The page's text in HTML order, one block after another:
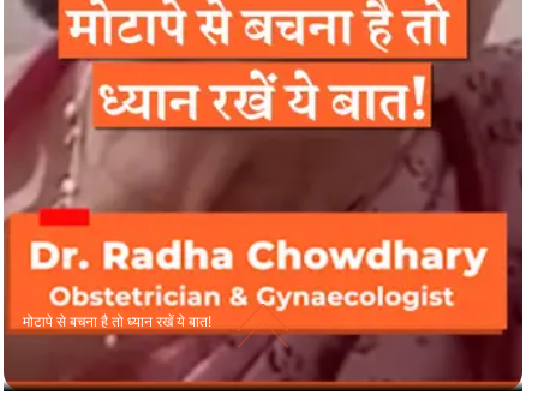
मोटापे से बचना है तो ध्यान रखें ये बात!